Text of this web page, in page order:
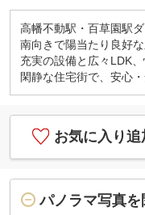
高幡不動駅・百草園駅
南向きで陽当たり良好
充実の設備と広々LDK
閑静な住宅街で、安心
お気に入り追
パノラマ写真を